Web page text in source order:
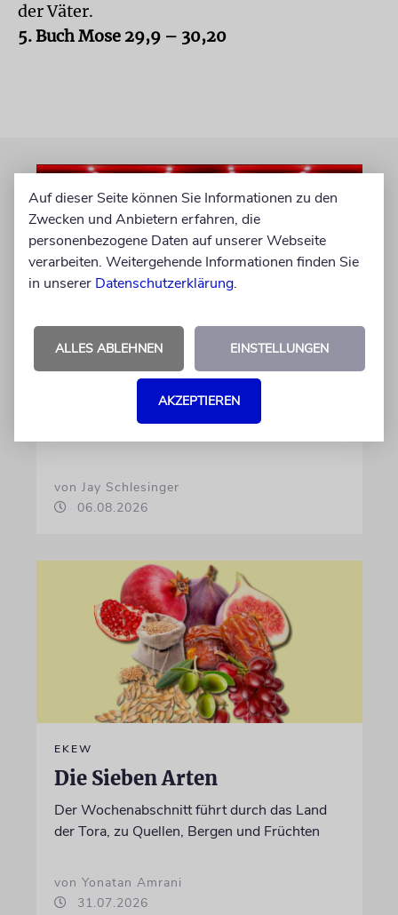
der Väter.
5. Buch Mose 29,9 – 30,20
RE’EH
Segen und Fluch
von Jay Schlesinger
06.08.2026
EKEW
Die Sieben Arten
Der Wochenabschnitt führt durch das Land
der Tora, zu Quellen, Bergen und Früchten
von Yonatan Amrani
31.07.2026
Auf dieser Seite können Sie Informationen zu den
Zwecken und Anbietern erfahren, die
personenbezogene Daten auf unserer Webseite
verarbeiten. Weitergehende Informationen finden Sie
in unserer Datenschutzerklärung.
ALLES ABLEHNEN EINSTELLUNGEN
AKZEPTIEREN